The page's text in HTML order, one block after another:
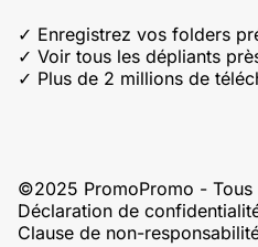
✓ Enregistrez vos folders
✓ Voir tous les dépliants
✓ Plus de 2 millions de
©2025 PromoPromo - Tous
Déclaration de
Clause de non-